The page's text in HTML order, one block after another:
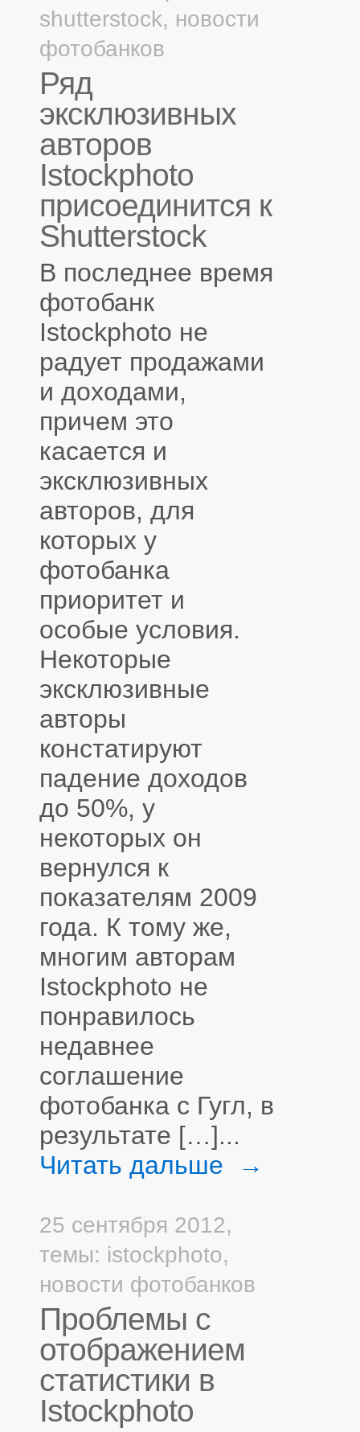
shutterstock, новости
фотобанков
Ряд
эксклюзивных
авторов
Istockphoto
присоединится к
Shutterstock
В последнее время
фотобанк
Istockphoto не
радует продажами
и доходами,
причем это
касается и
эксклюзивных
авторов, для
которых у
фотобанка
приоритет и
особые условия.
Некоторые
эксклюзивные
авторы
констатируют
падение доходов
до 50%, у
некоторых он
вернулся к
показателям 2009
года. К тому же,
многим авторам
Istockphoto не
понравилось
недавнее
соглашение
фотобанка с Гугл, в
результате […]...
Читать дальше →
25 сентября 2012,
темы: istockphoto,
новости фотобанков
Проблемы с
отображением
статистики в
Istockphoto